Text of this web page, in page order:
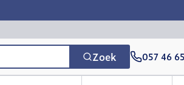
Zoek 057 46